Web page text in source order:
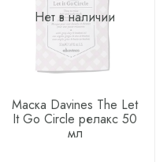
Нет в наличии
Маска Davines The Let
It Go Circle релакс 50
мл